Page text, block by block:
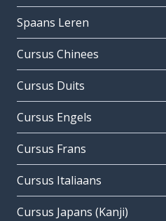
Spaans Leren
Cursus Chinees
Cursus Duits
Cursus Engels
Cursus Frans
Cursus Italiaans
Cursus Japans (Kanji)